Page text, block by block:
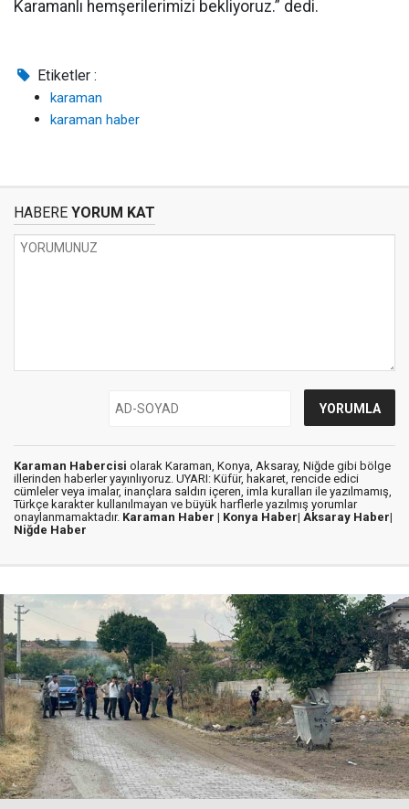
Karamanlı hemşerilerimizi bekliyoruz.” dedi.
Etiketler :
karaman
karaman haber
HABERE YORUM KAT
Karaman Habercisi olarak Karaman, Konya, Aksaray, Niğde gibi bölge
illerinden haberler yayınlıyoruz. UYARI: Küfür, hakaret, rencide edici
cümleler veya imalar, inançlara saldırı içeren, imla kuralları ile yazılmamış,
Türkçe karakter kullanılmayan ve büyük harflerle yazılmış yorumlar
onaylanmamaktadır. Karaman Haber | Konya Haber| Aksaray Haber|
Niğde Haber